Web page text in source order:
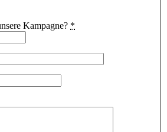
Kampagne? *